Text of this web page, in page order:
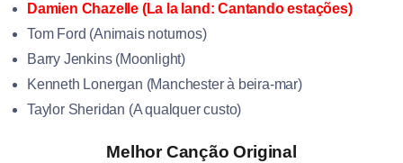
Damien Chazelle (La la land: Cantando estações)
Tom Ford (Animais noturnos)
Barry Jenkins (Moonlight)
Kenneth Lonergan (Manchester à beira-mar)
Taylor Sheridan (A qualquer custo)
Melhor Canção Original